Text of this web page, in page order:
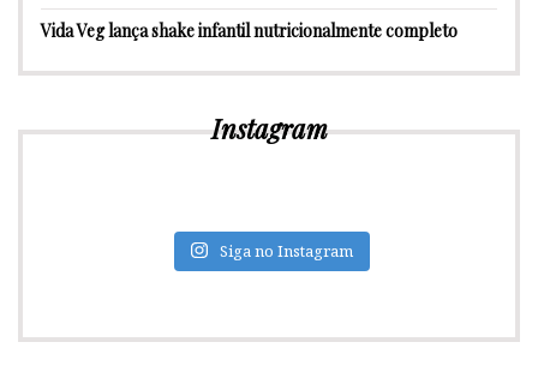
Vida Veg lança shake infantil nutricionalmente completo
Instagram
Siga no Instagram